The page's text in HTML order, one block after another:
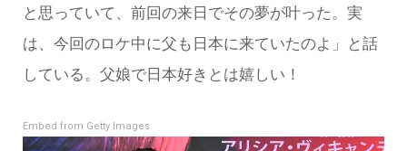
と思っていて、前回の来日でその夢が叶った。実
は、今回のロケ中に父も日本に来ていたのよ」と話
している。父娘で日本好きとは嬉しい！
Embed from Getty Images